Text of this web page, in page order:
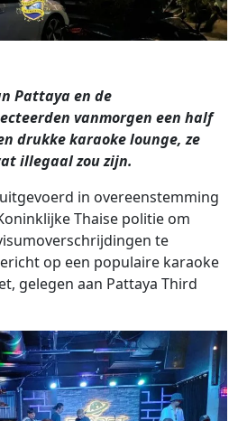
Pattaya en de
vanmorgen een ​​half
drukke karaoke lounge, ze
illegaal zou zijn.
in overeenstemming
Thaise politie om
te
op een populaire karaoke
gelegen aan Pattaya Third